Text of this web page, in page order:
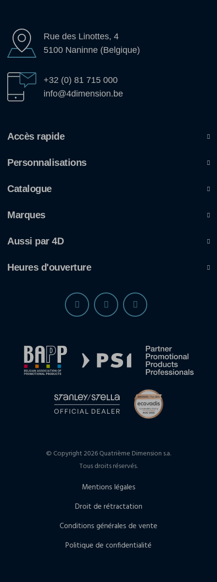
Rue des Linottes, 4
5100 Naninne (Belgique)
+32 (0) 81 715 000
info@4dimension.be
Accès rapide
Personnalisations
Catalogue
Marques
Aussi par 4D
Heures d'ouverture
© Copyright 2026 Quatrième Dimension s.a.
Tous droits réservés.
Mentions légales
Droit de rétractation
Conditions générales de vente
Politique de confidentialité